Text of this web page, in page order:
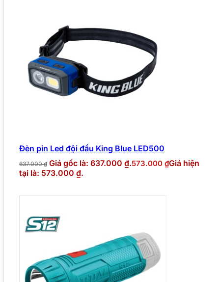
Đèn pin Led đội đầu King Blue LED500
637.000₫ Giá gốc là: 637.000 ₫.573.000 ₫Giá hiện
tại là: 573.000 ₫.